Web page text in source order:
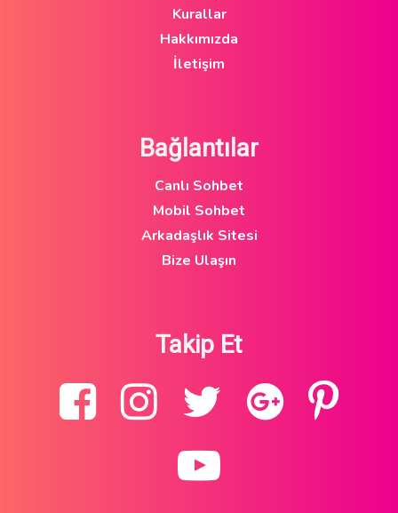
Kurallar
Hakkımızda
İletişim
Bağlantılar
Canlı Sohbet
Mobil Sohbet
Arkadaşlık Sitesi
Bize Ulaşın
Takip Et